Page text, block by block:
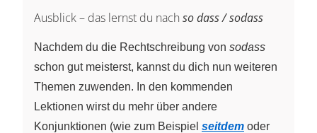
Ausblick – das lernst du nach so dass / sodass
Nachdem du die Rechtschreibung von sodass
schon gut meisterst, kannst du dich nun weiteren
Themen zuwenden. In den kommenden
Lektionen wirst du mehr über andere
Konjunktionen (wie zum Beispiel seitdem oder